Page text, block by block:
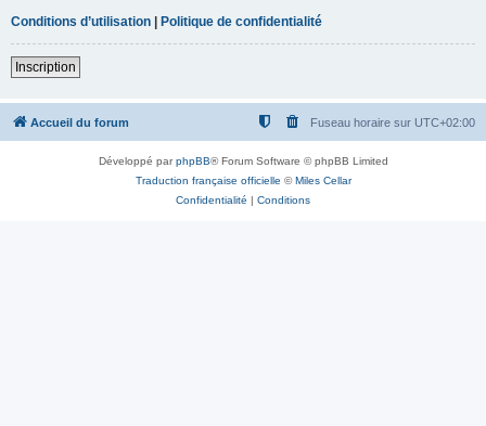
Conditions d’utilisation | Politique de confidentialité
Inscription
Accueil du forum Fuseau horaire sur UTC+02:00
Développé parphpBB® Forum Software © phpBB Limited
Traduction française officielle ©Miles Cellar
Confidentialité | Conditions